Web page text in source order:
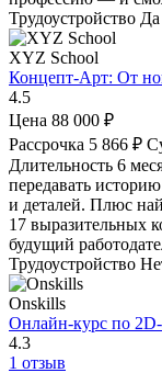
Трудоустройство Да
XYZ School
Концепт-Арт: От
4.5
Цена 88 000 ₽
Рассрочка 5 866 ₽
Длительность 6
передавать
и деталей. Плюс
17 выразительных
будущий
Трудоустройство
Onskills
Онлайн-курс по
4.3
1 отзыв